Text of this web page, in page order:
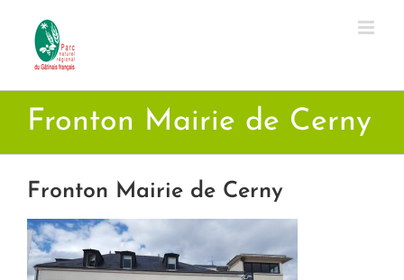
contenu
Fronton Mairie de Cerny
Fronton Mairie de Cerny